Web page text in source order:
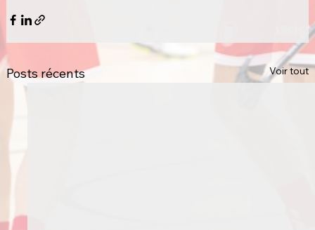
Posts récents Voir tout